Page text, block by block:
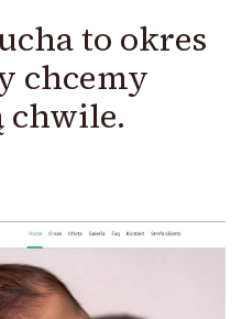
to okres
chcemy
chwile.